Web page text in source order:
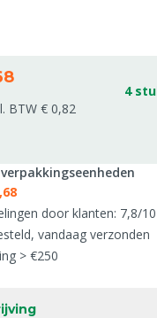
4
BTW € 0,82
door klanten: 7,8/10
vandaag verzonden
> €250